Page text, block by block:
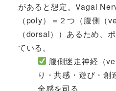
があると想定。Vagal
（poly）＝２つ（腹側（
（dorsal））あるため、
ている。
腹側迷走神経（
り・共感・遊び・創
全感を司る